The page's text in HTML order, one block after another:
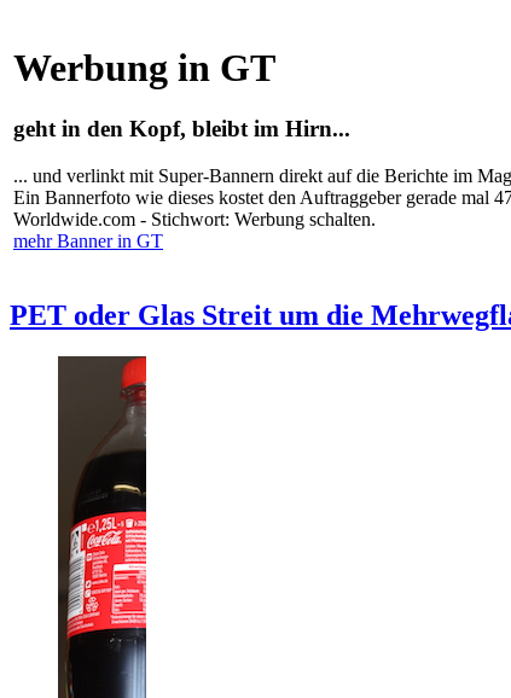
Werbung in GT
geht in den Kopf, bleibt im Hirn...
... und verlinkt mit Super-Bannern direkt auf die Berichte im
Ein Bannerfoto wie dieses kostet den Auftraggeber gerade mal
Worldwide.com - Stichwort: Werbung schalten.
mehr Banner in GT
PET oder Glas Streit um die